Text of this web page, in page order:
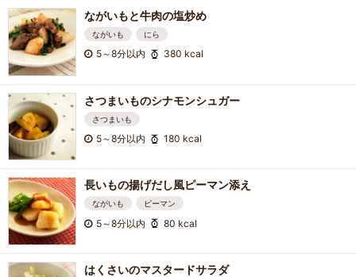
ながいもと牛肉の塩炒め
ながいも にら
5～8分以内 380 kcal
さつまいものシナモンシュガー
さつまいも
5～8分以内 180 kcal
長いもの揚げだし風ピーマン添え
ながいも ピーマン
5～8分以内 80 kcal
はくさいのマスタードサラダ